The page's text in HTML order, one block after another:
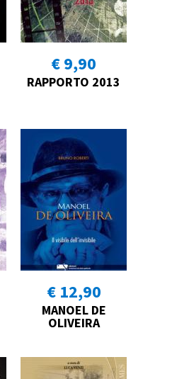
€ 9,90
RAPPORTO 2013
€ 12,90
MANOEL DE
OLIVEIRA